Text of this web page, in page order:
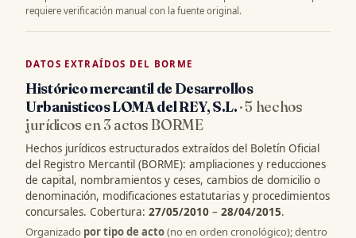
requiere verificación manual con la fuente original.
DATOS EXTRAÍDOS DEL BORME
Histórico mercantil de Desarrollos
Urbanisticos LOMA del REY, S.L.· 5 hechos
jurídicos en 3 actos BORME
Hechos jurídicos estructurados extraídos del Boletín Oficial
del Registro Mercantil (BORME): ampliaciones y reducciones
de capital, nombramientos y ceses, cambios de domicilio o
denominación, modificaciones estatutarias y procedimientos
concursales. Cobertura: 27/05/2010 – 28/04/2015.
Organizado por tipo de acto(no en orden cronológico); dentro